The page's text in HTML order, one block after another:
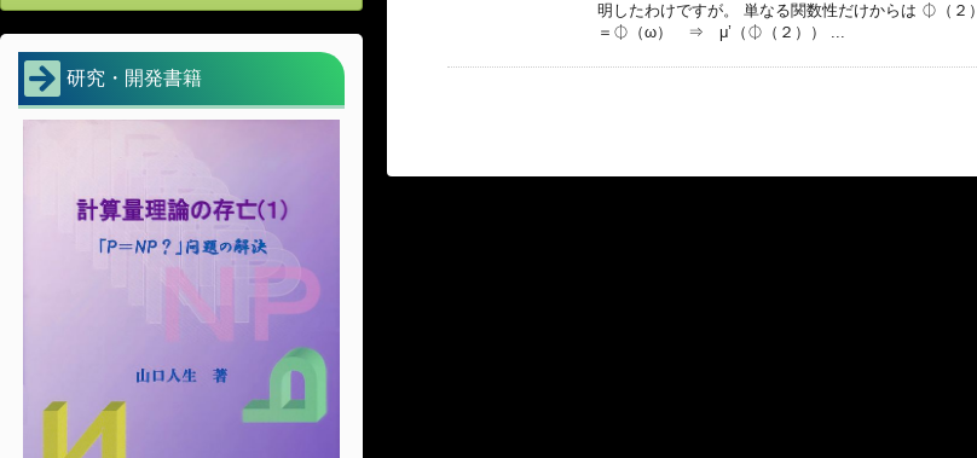
明したわけですが。 単なる関数性だけからは ⏀（２）
＝⏀（ω） ⇒ μ’（⏀（２）） ...
研究・開発書籍